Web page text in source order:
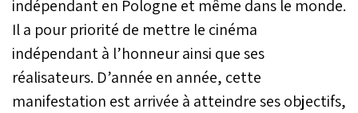
indépendant en Pologne et même dans le monde.
Il a pour priorité de mettre le cinéma
indépendant à l’honneur ainsi que ses
réalisateurs. D’année en année, cette
manifestation est arrivée à atteindre ses objectifs,